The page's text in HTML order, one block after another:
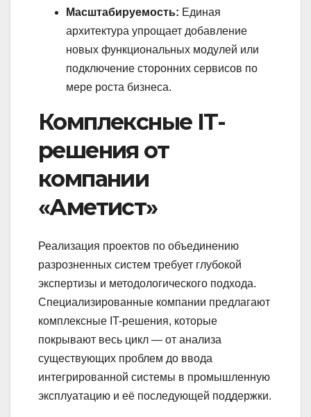
Масштабируемость: Единая
архитектура упрощает добавление
новых функциональных модулей или
подключение сторонних сервисов по
мере роста бизнеса.
Комплексные IT-
решения от
компании
«Аметист»
Реализация проектов по объединению
разрозненных систем требует глубокой
экспертизы и методологического подхода.
Специализированные компании предлагают
комплексные IT-решения, которые
покрывают весь цикл — от анализа
существующих проблем до ввода
интегрированной системы в промышленную
эксплуатацию и её последующей поддержки.